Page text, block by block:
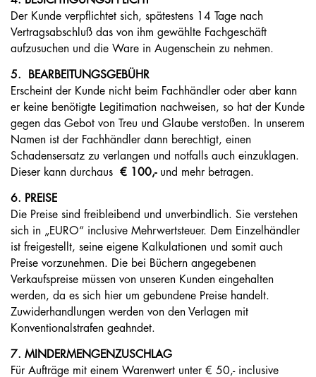
Der Kunde verpflichtet sich, spätestens 14 Tage nach
Vertragsabschluß das von ihm gewählte Fachgeschäft
aufzusuchen und die Ware in Augenschein zu nehmen.
5. BEARBEITUNGSGEBÜHR
Erscheint der Kunde nicht beim Fachhändler oder aber kann
er keine benötigte Legitimation nachweisen, so hat der Kunde
gegen das Gebot von Treu und Glaube verstoßen. In unserem
Namen ist der Fachhändler dann berechtigt, einen
Schadensersatz zu verlangen und notfalls auch einzuklagen.
Dieser kann durchaus € 100,-und mehr betragen.
6. PREISE
Die Preise sind freibleibend und unverbindlich. Sie verstehen
sich in „EURO“ inclusive Mehrwertsteuer. Dem Einzelhändler
ist freigestellt, seine eigene Kalkulationen und somit auch
Preise vorzunehmen. Die bei Büchern angegebenen
Verkaufspreise müssen von unseren Kunden eingehalten
werden, da es sich hier um gebundene Preise handelt.
Zuwiderhandlungen werden von den Verlagen mit
Konventionalstrafen geahndet.
7. MINDERMENGENZUSCHLAG
Für Aufträge mit einem Warenwert unter € 50,- inclusive